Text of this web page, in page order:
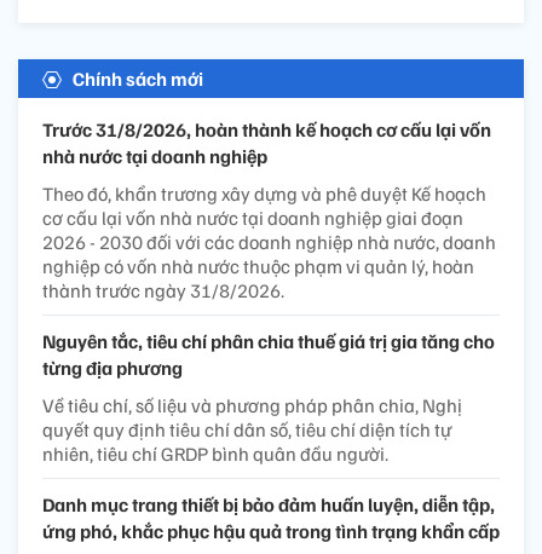
Chính sách mới
Trước 31/8/2026, hoàn thành kế hoạch cơ cấu lại vốn
nhà nước tại doanh nghiệp
Theo đó, khẩn trương xây dựng và phê duyệt Kế hoạch
cơ cấu lại vốn nhà nước tại doanh nghiệp giai đoạn
2026 - 2030 đối với các doanh nghiệp nhà nước, doanh
nghiệp có vốn nhà nước thuộc phạm vi quản lý, hoàn
thành trước ngày 31/8/2026.
Nguyên tắc, tiêu chí phân chia thuế giá trị gia tăng cho
từng địa phương
Về tiêu chí, số liệu và phương pháp phân chia, Nghị
quyết quy định tiêu chí dân số, tiêu chí diện tích tự
nhiên, tiêu chí GRDP bình quân đầu người.
Danh mục trang thiết bị bảo đảm huấn luyện, diễn tập,
ứng phó, khắc phục hậu quả trong tình trạng khẩn cấp